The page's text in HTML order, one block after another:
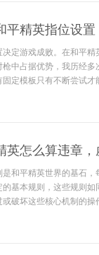
平精英指位设
决定游戏成败。在和平
枪中占据优势，我历经
固定模板只有不断尝试才
英怎么算违章
是和平精英世界的基石
的基本规则，这些规则
或破坏这些核心机制的